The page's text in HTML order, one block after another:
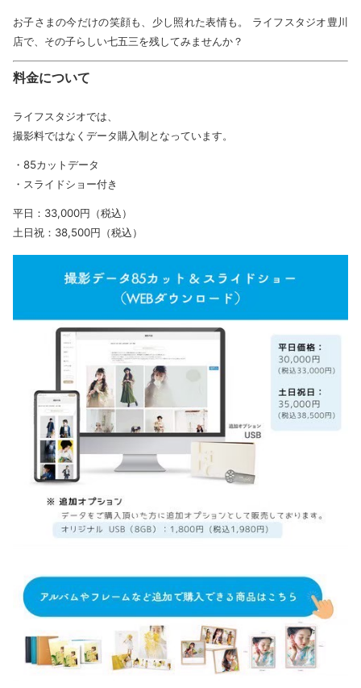
お子さまの今だけの笑顔も、少し照れた表情も。 ライフスタジオ豊川
店で、その子らしい七五三を残してみませんか？
料金について
ライフスタジオでは、
撮影料ではなくデータ購入制となっています。
・85カットデータ
・スライドショー付き
平日：33,000円（税込）
土日祝：38,500円（税込）